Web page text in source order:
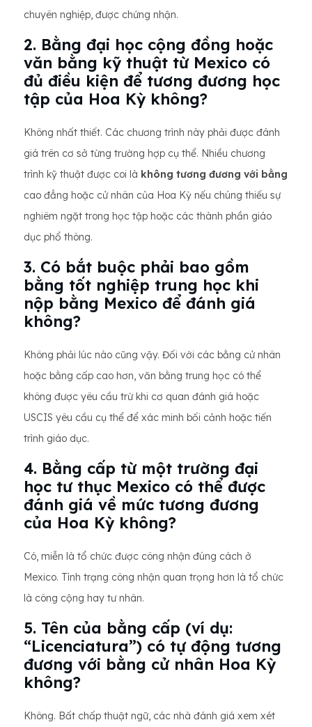
chuyên nghiệp, được chứng nhận.
2. Bằng đại học cộng đồng hoặc
văn bằng kỹ thuật từ Mexico có
đủ điều kiện để tương đương học
tập của Hoa Kỳ không?
Không nhất thiết. Các chương trình này phải được đánh
giá trên cơ sở từng trường hợp cụ thể. Nhiều chương
trình kỹ thuật được coi là không tương đương với bằng
cao đẳng hoặc cử nhân của Hoa Kỳ nếu chúng thiếu sự
nghiêm ngặt trong học tập hoặc các thành phần giáo
dục phổ thông.
3. Có bắt buộc phải bao gồm
bằng tốt nghiệp trung học khi
nộp bằng Mexico để đánh giá
không?
Không phải lúc nào cũng vậy. Đối với các bằng cử nhân
hoặc bằng cấp cao hơn, văn bằng trung học có thể
không được yêu cầu trừ khi cơ quan đánh giá hoặc
USCIS yêu cầu cụ thể để xác minh bối cảnh hoặc tiến
trình giáo dục.
4. Bằng cấp từ một trường đại
học tư thục Mexico có thể được
đánh giá về mức tương đương
của Hoa Kỳ không?
Có, miễn là tổ chức được công nhận đúng cách ở
Mexico. Tình trạng công nhận quan trọng hơn là tổ chức
là công cộng hay tư nhân.
5. Tên của bằng cấp (ví dụ:
“Licenciatura”) có tự động tương
đương với bằng cử nhân Hoa Kỳ
không?
Không. Bất chấp thuật ngữ, các nhà đánh giá xem xét